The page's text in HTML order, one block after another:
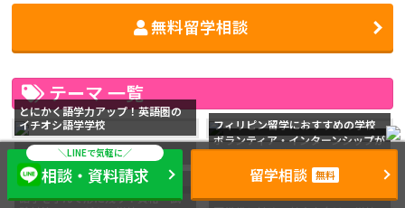
無料留学相談
テーマ 一覧
とにかく語学力アップ！英語圏の
イチオシ語学学校
フィリピン留学におすすめの学校
海外で専門知識を学ぶ！専門留学
ボランティア・インターンシップが
できる語学学校
海外進学準備におすすめの学校
大学生におすすめ！休学・認定留
学できる学校
語学を学んで形に残す！資格・試
相談・資料請求 留学相談 無料